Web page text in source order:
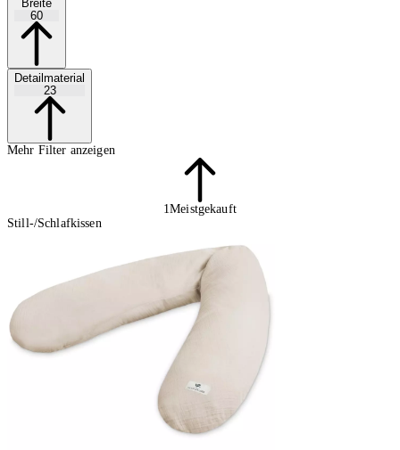
Breite
60
Detailmaterial
23
Mehr Filter anzeigen
1Meistgekauft
Still-/Schlafkissen